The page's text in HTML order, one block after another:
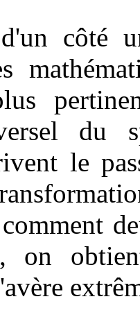
côté
du
le
on